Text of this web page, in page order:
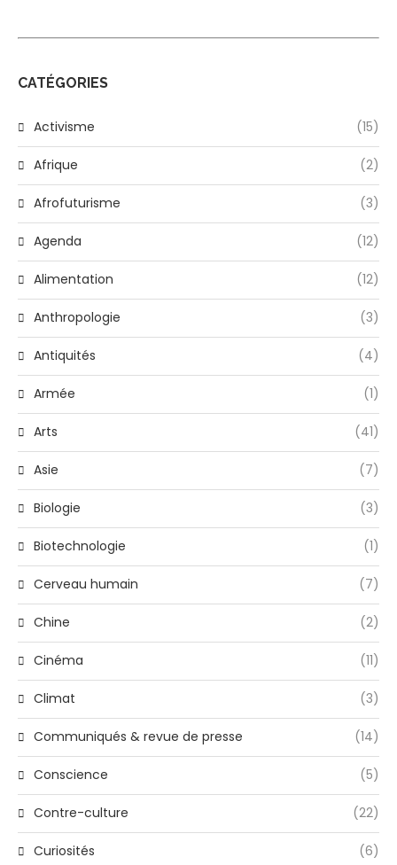
CATÉGORIES
Activisme (15)
Afrique (2)
Afrofuturisme (3)
Agenda (12)
Alimentation (12)
Anthropologie (3)
Antiquités (4)
Armée (1)
Arts (41)
Asie (7)
Biologie (3)
Biotechnologie (1)
Cerveau humain (7)
Chine (2)
Cinéma (11)
Climat (3)
Communiqués & revue de presse (14)
Conscience (5)
Contre-culture (22)
Curiosités (6)